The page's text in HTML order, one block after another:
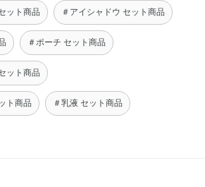
ット商品 ＃アイシャドウ セット商品
＃ポーチ セット商品
ット商品
ト商品 ＃乳液 セット商品